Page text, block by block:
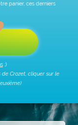
panier, ces derniers
;)
Crozet, cliquer sur le